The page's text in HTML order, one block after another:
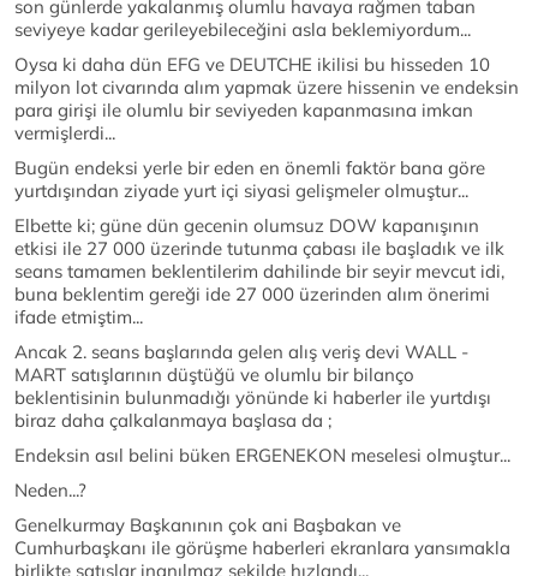
son günlerde yakalanmış olumlu havaya rağmen taban
seviyeye kadar gerileyebileceğini asla beklemiyordum...
Oysa ki daha dün EFG ve DEUTCHE ikilisi bu hisseden 10
milyon lot civarında alım yapmak üzere hissenin ve endeksin
para girişi ile olumlu bir seviyeden kapanmasına imkan
vermişlerdi...
Bugün endeksi yerle bir eden en önemli faktör bana göre
yurtdışından ziyade yurt içi siyasi gelişmeler olmuştur...
Elbette ki; güne dün gecenin olumsuz DOW kapanışının
etkisi ile 27 000 üzerinde tutunma çabası ile başladık ve ilk
seans tamamen beklentilerim dahilinde bir seyir mevcut idi,
buna beklentim gereği ide 27 000 üzerinden alım önerimi
ifade etmiştim...
Ancak 2. seans başlarında gelen alış veriş devi WALL -
MART satışlarının düştüğü ve olumlu bir bilanço
beklentisinin bulunmadığı yönünde ki haberler ile yurtdışı
biraz daha çalkalanmaya başlasa da ;
Endeksin asıl belini büken ERGENEKON meselesi olmuştur...
Neden...?
Genelkurmay Başkanının çok ani Başbakan ve
Cumhurbaşkanı ile görüşme haberleri ekranlara yansımakla
birlikte satışlar inanılmaz şekilde hızlandı...